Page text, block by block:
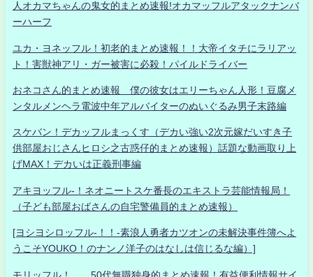
人オカマちゃんの鬼女的まとめ速報!オカマッフルアタックナンバ
ーハーフ
ユカ・ヨネッフル！初老的まとめ速報！！大帝イタチにラリアッ
ト！害獣神アリ・ガー被害に必殺！パイルドライバー
おネコさん的まとめ速報 僕の彼女はエリーちゃん人形！豆腐メ
ンタルメンヘラ電波中年アルバイターのぬいぐるみ男子末路編
スケバン！デカッフルまっくす（デカい強い2次元嫁だいすき子
供部屋おじさんヒロシ之古惑仔的まとめ速報）話題な動画取り上
げMAX！デカいは正義刑事編
アキヨッフル-！ネオニートスケ番長のエキストラ芸能情報局！
（子ども部屋おばさんの自宅警備員的まとめ速報）
[ヨシヨシロッフル-！！-素浪人勇者カツオンの未解決事件簿へよ
うこそYOUKO！のナンノ洋子のはなしは信じるな編）]
モリッフル！ 50代無職独身的まとめ速報！有益便利情報サイ